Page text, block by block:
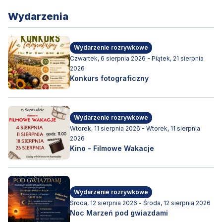
Wydarzenia
Wydarzenie rozrywkowe
Czwartek, 6 sierpnia 2026 - Piątek, 21 sierpnia
2026
Konkurs fotograficzny
Wydarzenie rozrywkowe
Wtorek, 11 sierpnia 2026 - Wtorek, 11 sierpnia
2026
Kino - Filmowe Wakacje
Wydarzenie rozrywkowe
Środa, 12 sierpnia 2026 - Środa, 12 sierpnia 2026
Noc Marzeń pod gwiazdami